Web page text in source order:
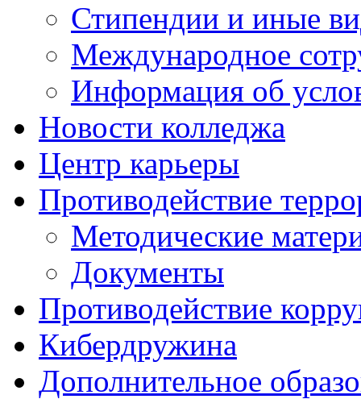
Стипендии и иные
Международное
Информация об
Новости колледжа
Центр карьеры
Противодействие
Методические
Документы
Противодействие
Кибердружина
Дополнительное